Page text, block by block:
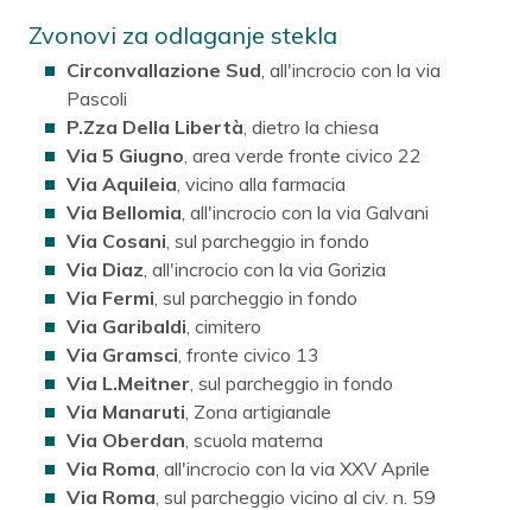
Zvonovi za odlaganje stekla
Circonvallazione Sud , all'incrocio con la via
Pascoli
P.Zza Della Libertà , dietro la chiesa
Via 5 Giugno , area verde fronte civico 22
Via Aquileia , vicino alla farmacia
Via Bellomia , all'incrocio con la via Galvani
Via Cosani , sul parcheggio in fondo
Via Diaz , all'incrocio con la via Gorizia
Via Fermi , sul parcheggio in fondo
Via Garibaldi , cimitero
Via Gramsci , fronte civico 13
Via L.Meitner , sul parcheggio in fondo
Via Manaruti , Zona artigianale
Via Oberdan , scuola materna
Via Roma , all'incrocio con la via XXV Aprile
Via Roma , sul parcheggio vicino al civ. n. 59